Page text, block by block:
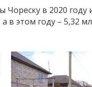
Чореску в 2020
в этом году – 5,32